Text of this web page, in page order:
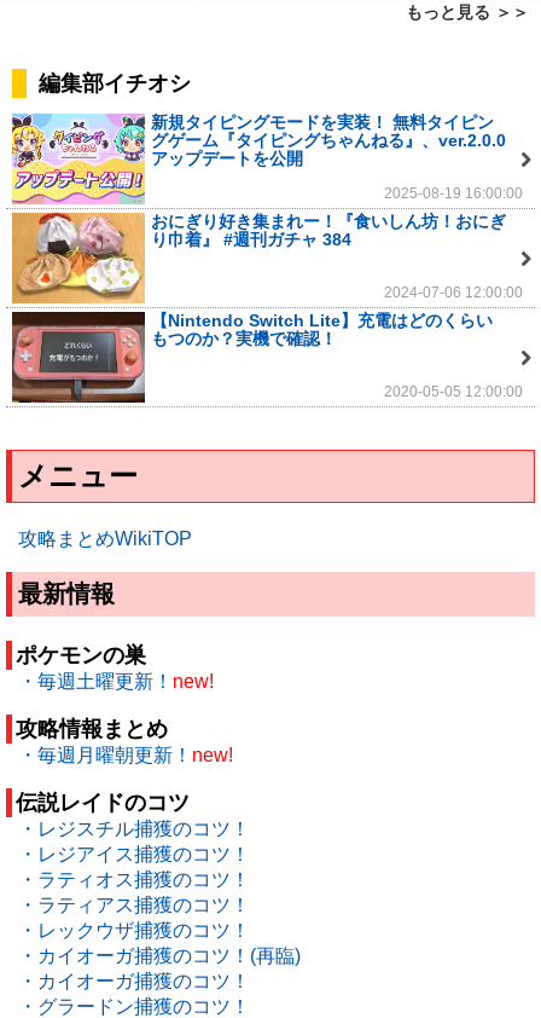
もっと見る ＞＞
編集部イチオシ
新規タイピングモードを実装！ 無料タイピン
グゲーム『タイピングちゃんねる』、ver.2.0.0
アップデートを公開
2025-08-19 16:00:00
おにぎり好き集まれー！『食いしん坊！おにぎ
り巾着』 #週刊ガチャ 384
2024-07-06 12:00:00
【Nintendo Switch Lite】充電はどのくらい
もつのか？実機で確認！
2020-05-05 12:00:00
メニュー
攻略まとめWikiTOP
最新情報
ポケモンの巣
・毎週土曜更新！ new!
攻略情報まとめ
・毎週月曜朝更新！ new!
伝説レイドのコツ
・レジスチル捕獲のコツ！
・レジアイス捕獲のコツ！
・ラティオス捕獲のコツ！
・ラティアス捕獲のコツ！
・レックウザ捕獲のコツ！
・カイオーガ捕獲のコツ！(再臨)
・カイオーガ捕獲のコツ！
・グラードン捕獲のコツ！